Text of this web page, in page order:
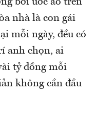
bởi ước ao trên
nhà là con gái
mỗi ngày, đều có
anh chọn, ai
tỷ đồng mỗi
không cần đầu